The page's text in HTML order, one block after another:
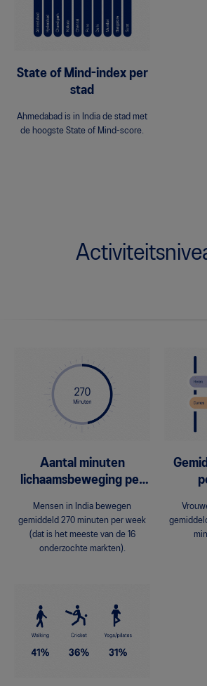
State of Mind-index per
stad
Ahmedabad is in India de stad met
de hoogste State of Mind-score.
Aantal minuten
lichaamsbeweging per
Mensen in India bewegen
gemiddeld 270 minuten per week
(dat is het meeste van de 16
onderzochte markten).